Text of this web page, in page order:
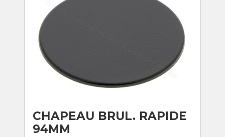
CHAPEAU BRUL. RAPIDE
94MM